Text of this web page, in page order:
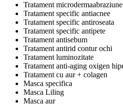
Tratament
Tratament specific antiacnee
Tratament specific antiroseata
Tratament specific antipete
Tratament antisebum
Tratament antirid contur ochi
Tratament luminozitate
Tratament anti-aging oxigen
Tratament cu aur + colagen
Masca specifica
Masca Liling
Masca aur